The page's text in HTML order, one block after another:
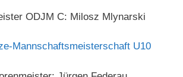
ODJM C: Milosz Mlynarski
Mannschaftsmeisterschaft U10